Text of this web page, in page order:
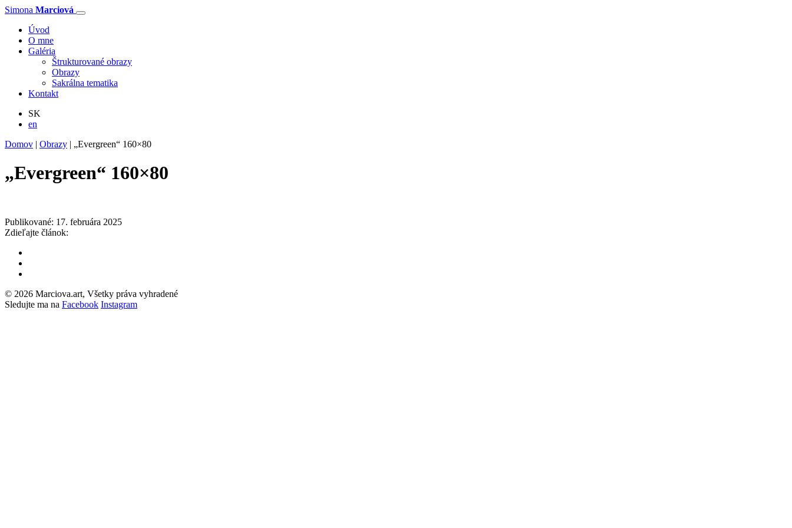
Simona Marciová
Úvod
O mne
Galéria
Štrukturované obrazy
Obrazy
Sakrálna tematika
Kontakt
SK
en
Domov | Obrazy | „Evergreen“ 160×80
„Evergreen“ 160×80
Publikované: 17. februára 2025
Zdieľajte článok:
© 2026 Marciova.art, Všetky práva vyhradené
Sledujte ma na Facebook Instagram